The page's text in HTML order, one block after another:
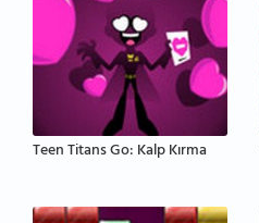
Teen Titans Go: Kalp Kırma